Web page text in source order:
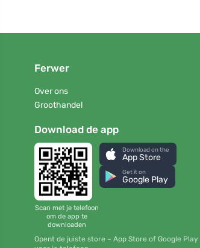
Ferwer
Over ons
Groothandel
Download de app
Scan met je telefoon
om de app te
downloaden
Download on the
App Store
Get it on
Google Play
Opent de juiste store – App Store of Google Play